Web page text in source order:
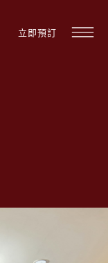
立即預訂